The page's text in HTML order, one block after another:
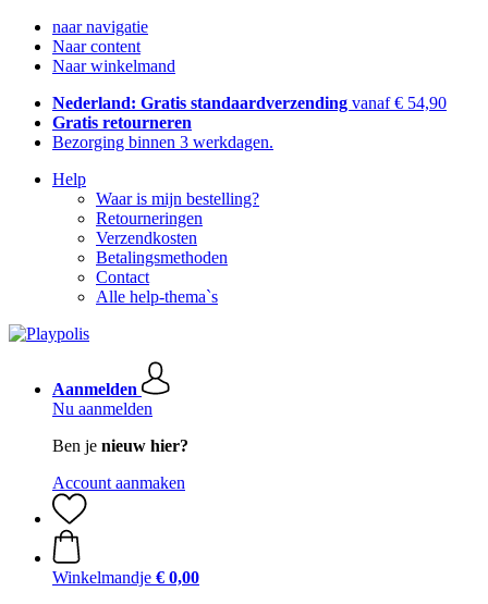
naar navigatie
Naar content
Naar winkelmand
Nederland: Gratis standaardverzending vanaf € 54,90
Gratis retourneren
Bezorging binnen 3 werkdagen.
Help
Waar is mijn bestelling?
Retourneringen
Verzendkosten
Betalingsmethoden
Contact
Alle help-thema`s
Aanmelden
Nu aanmelden
Ben je nieuw hier?
Account aanmaken
Winkelmandje € 0,00